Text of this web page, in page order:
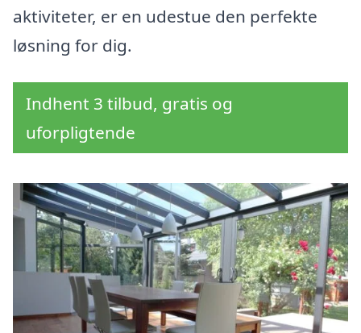
aktiviteter, er en udestue den perfekte
løsning for dig.
Indhent 3 tilbud, gratis og
uforpligtende